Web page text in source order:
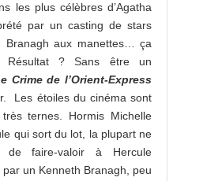
les plus célèbres d’Agatha
par un casting de stars
Branagh aux manettes… ça
Résultat ? Sans être un
Crime de l’Orient-Express
Les étoiles du cinéma sont
ternes. Hormis Michelle
qui sort du lot, la plupart ne
de faire-valoir à Hercule
par un Kenneth Branagh, peu